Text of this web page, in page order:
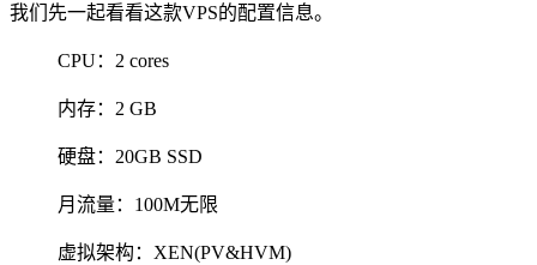
我们先一起看看这款VPS的配置信息。
CPU：2 cores
内存：2 GB
硬盘：20GB SSD
月流量：100M无限
虚拟架构：XEN(PV&HVM)